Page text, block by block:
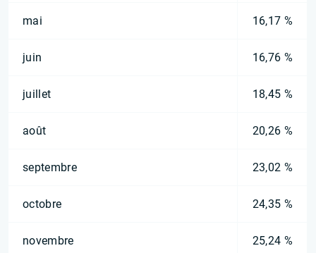
mai 16,17 %
juin 16,76 %
juillet 18,45 %
août 20,26 %
septembre 23,02 %
octobre 24,35 %
novembre 25,24 %